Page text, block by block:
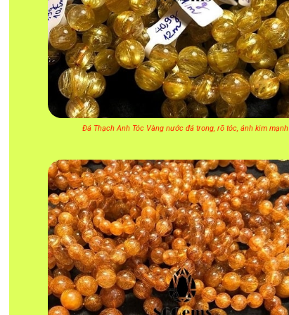
Đá Thạch Anh Tóc Vàng nước đá trong, rõ tóc, ánh kim mạnh